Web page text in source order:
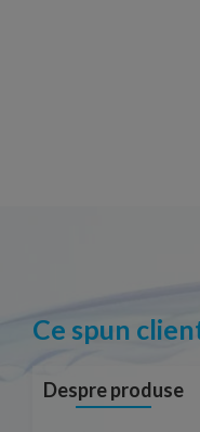
Ce spun
Despre produse